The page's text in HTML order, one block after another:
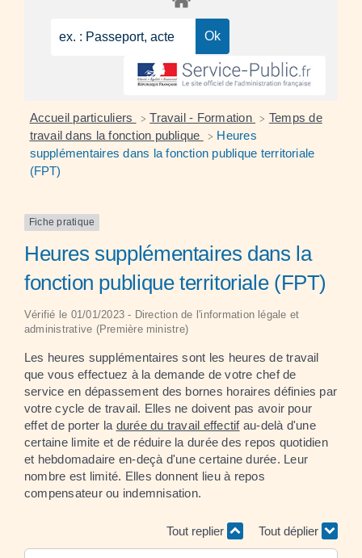
Accueil particuliers > Travail - Formation > Temps de
travail dans la fonction publique
> Heures
supplémentaires dans la fonction publique territoriale
(FPT)
Fiche pratique
Heures supplémentaires dans la
fonction publique territoriale (FPT)
Vérifié le 01/01/2023 - Direction de l'information légale et
administrative (Première ministre)
Les heures supplémentaires sont les heures de travail
que vous effectuez à la demande de votre chef de
service en dépassement des bornes horaires définies par
votre cycle de travail. Elles ne doivent pas avoir pour
effet de porter la durée du travail effectifau-delà d'une
certaine limite et de réduire la durée des repos quotidien
et hebdomadaire en-deçà d'une certaine durée. Leur
nombre est limité. Elles donnent lieu à repos
compensateur ou indemnisation.
Tout replier Tout déplier